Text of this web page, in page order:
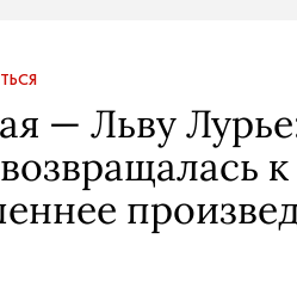
— Льву
к